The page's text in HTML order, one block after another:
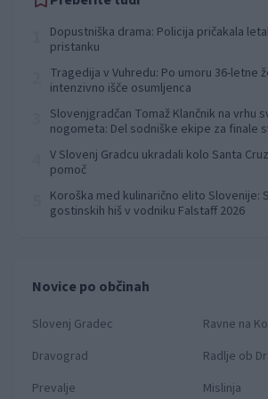
Dopustniška drama: Policija pričakala
pristanku
Tragedija v Vuhredu: Po umoru 36-letne
intenzivno išče osumljenca
Slovenjgradčan Tomaž Klančnik na vrhu
nogometa: Del sodniške ekipe za finale
V Slovenj Gradcu ukradali kolo Santa
pomoč
Koroška med kulinarično elito Slovenije:
gostinskih hiš v vodniku Falstaff 2026
Novice po občinah
Slovenj Gradec
Ravne na
Dravograd
Radlje ob
Prevalje
Mislinja